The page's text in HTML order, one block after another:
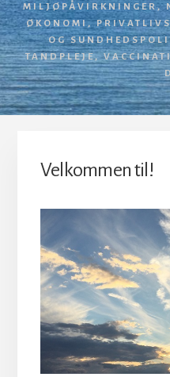
MILJØPÅVIRKNINGER,
ØKONOMI,
OG
TANDPLEJE,
Velkommen til!